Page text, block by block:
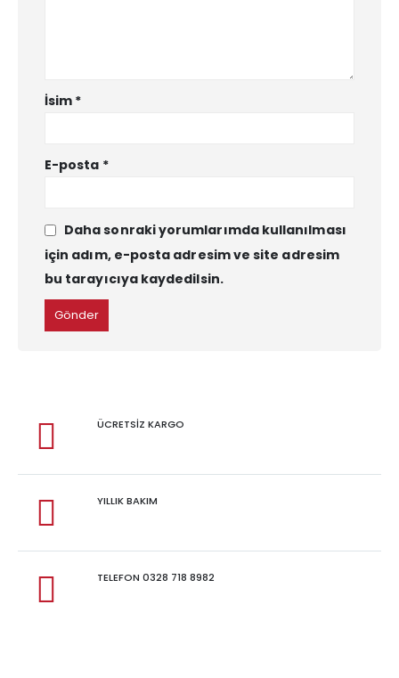
İsim *
E-posta *
Daha sonraki yorumlarımda kullanılması
için adım, e-posta adresim ve site adresim
bu tarayıcıya kaydedilsin.
ÜCRETSİZ KARGO
YILLIK BAKIM
TELEFON 0328 718 8982